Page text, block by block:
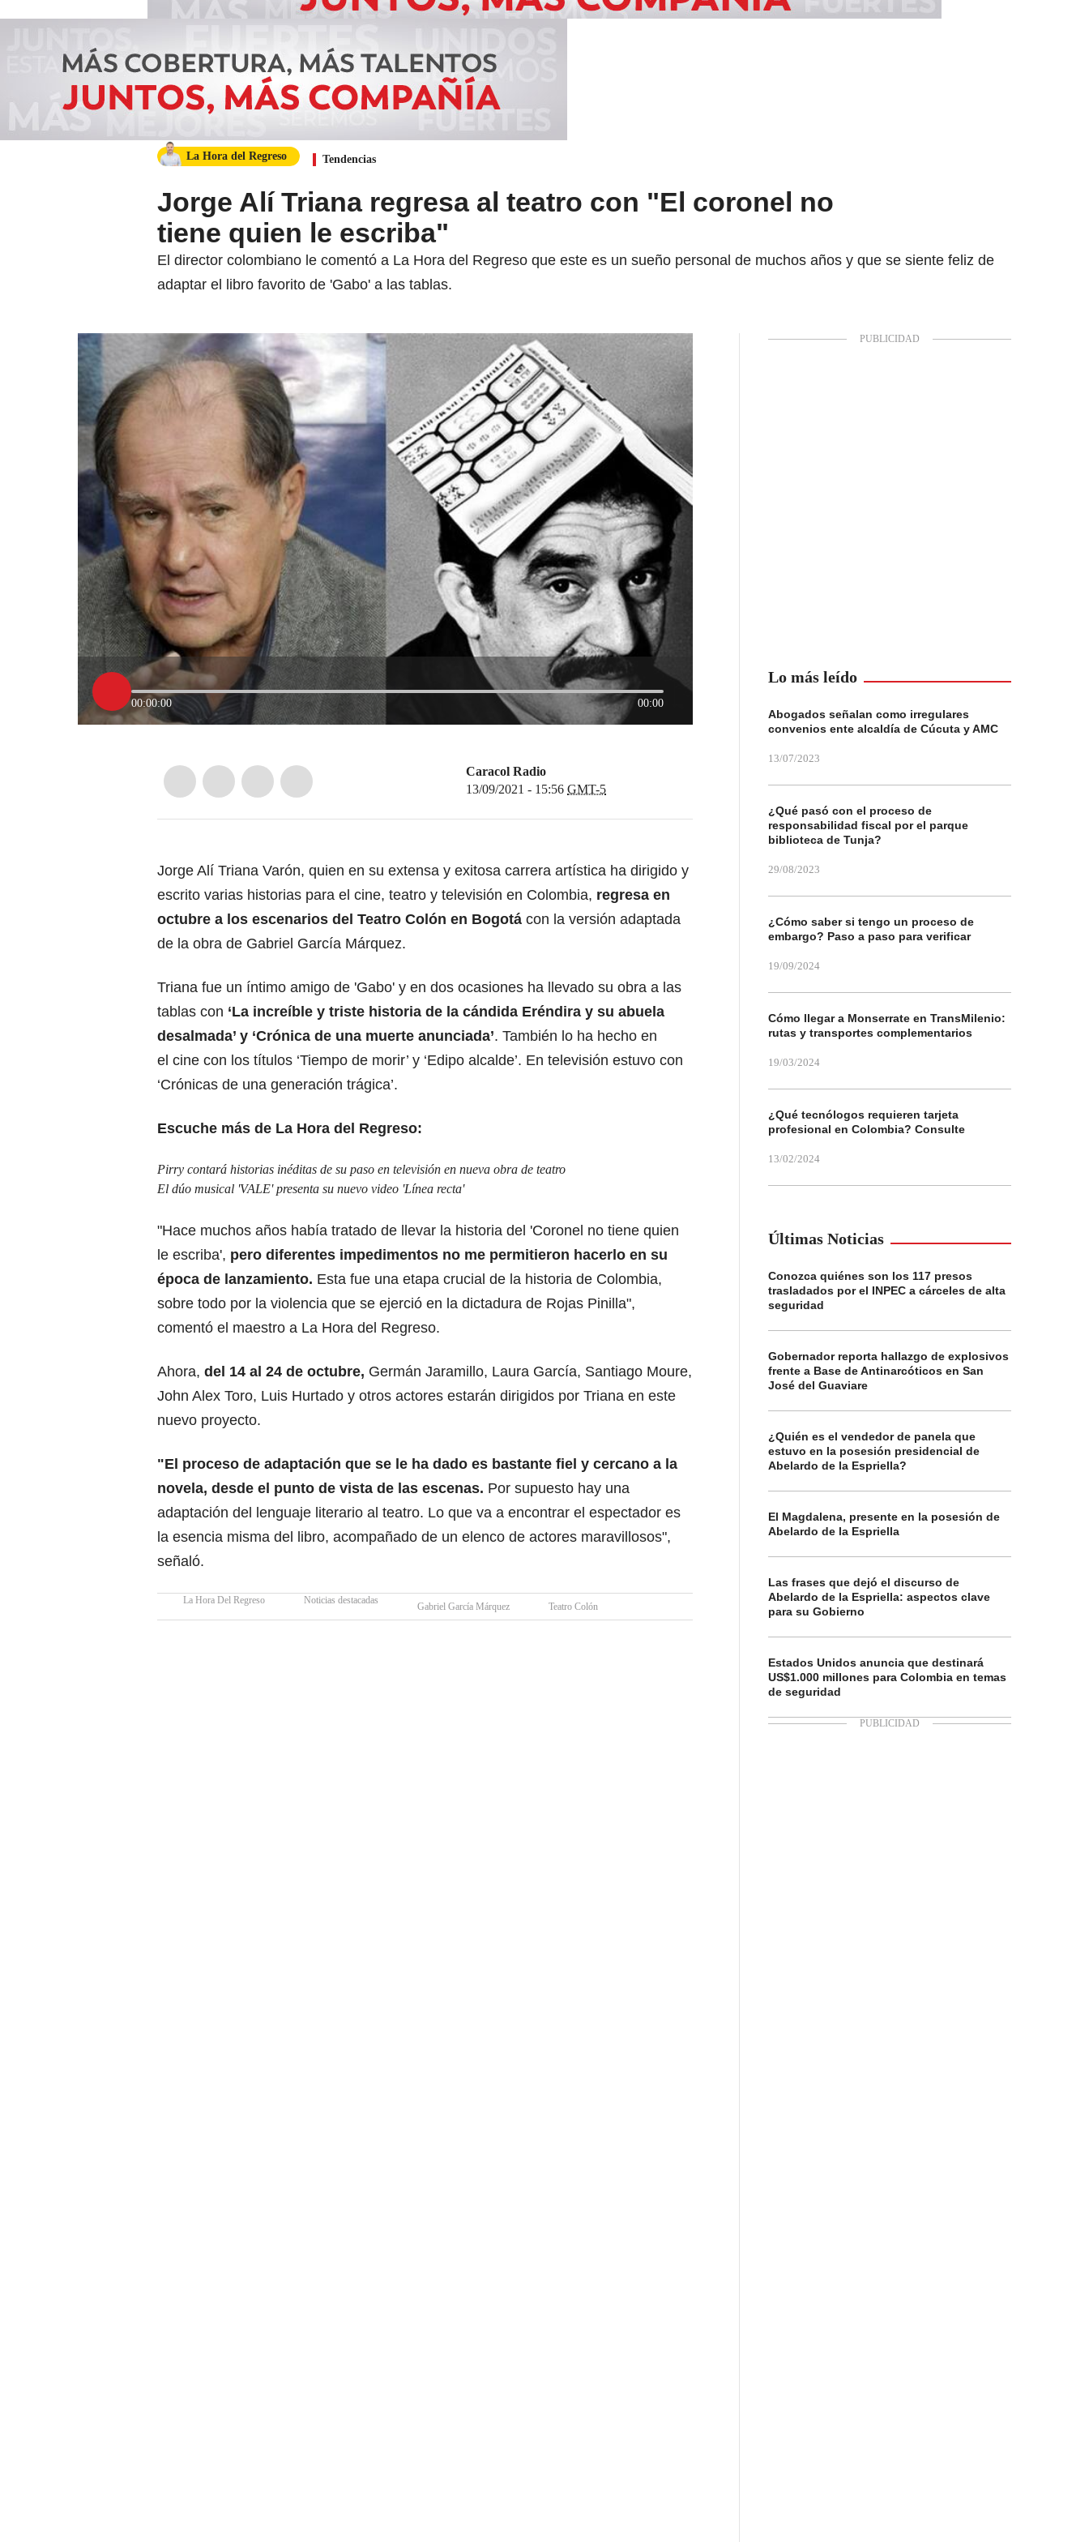
La Hora del Regreso Tendencias
Jorge Alí Triana regresa al teatro con "El coronel no
tiene quien le escriba"
El director colombiano le comentó a La Hora del Regreso que este es un sueño personal de muchos años y que se siente feliz de
adaptar el libro favorito de 'Gabo' a las tablas.
00:00:00 00:00
Caracol Radio
13/09/2021 - 15:56 GMT-5
Jorge Alí Triana Varón, quien en su extensa y exitosa carrera artística ha dirigido y
escrito varias historias para el cine, teatro y televisión en Colombia, regresa en
octubre a los escenarios del Teatro Colón en Bogotá con la versión adaptada
de la obra de Gabriel García Márquez.
Triana fue un íntimo amigo de 'Gabo' y en dos ocasiones ha llevado su obra a las
tablas con ‘La increíble y triste historia de la cándida Eréndira y su abuela
desalmada’ y ‘Crónica de una muerte anunciada’. También lo ha hecho en
el cine con los títulos ‘Tiempo de morir’ y ‘Edipo alcalde’. En televisión estuvo con
‘Crónicas de una generación trágica’.
Escuche más de La Hora del Regreso:
Pirry contará historias inéditas de su paso en televisión en nueva obra de teatro
El dúo musical 'VALE' presenta su nuevo video 'Línea recta'
"Hace muchos años había tratado de llevar la historia del 'Coronel no tiene quien
le escriba', pero diferentes impedimentos no me permitieron hacerlo en su
época de lanzamiento. Esta fue una etapa crucial de la historia de Colombia,
sobre todo por la violencia que se ejerció en la dictadura de Rojas Pinilla",
comentó el maestro a La Hora del Regreso.
Ahora, del 14 al 24 de octubre, Germán Jaramillo, Laura García, Santiago Moure,
John Alex Toro, Luis Hurtado y otros actores estarán dirigidos por Triana en este
nuevo proyecto.
"El proceso de adaptación que se le ha dado es bastante fiel y cercano a la
novela, desde el punto de vista de las escenas. Por supuesto hay una
adaptación del lenguaje literario al teatro. Lo que va a encontrar el espectador es
la esencia misma del libro, acompañado de un elenco de actores maravillosos",
señaló.
La Hora Del Regreso Noticias destacadas
Gabriel García Márquez Teatro Colón
Lo más leído
Abogados señalan como irregulares
convenios ente alcaldía de Cúcuta y AMC
13/07/2023
¿Qué pasó con el proceso de
responsabilidad fiscal por el parque
biblioteca de Tunja?
29/08/2023
¿Cómo saber si tengo un proceso de
embargo? Paso a paso para verificar
19/09/2024
Cómo llegar a Monserrate en TransMilenio:
rutas y transportes complementarios
19/03/2024
¿Qué tecnólogos requieren tarjeta
profesional en Colombia? Consulte
13/02/2024
Últimas Noticias
Conozca quiénes son los 117 presos
trasladados por el INPEC a cárceles de alta
seguridad
Gobernador reporta hallazgo de explosivos
frente a Base de Antinarcóticos en San
José del Guaviare
¿Quién es el vendedor de panela que
estuvo en la posesión presidencial de
Abelardo de la Espriella?
El Magdalena, presente en la posesión de
Abelardo de la Espriella
Las frases que dejó el discurso de
Abelardo de la Espriella: aspectos clave
para su Gobierno
Estados Unidos anuncia que destinará
US$1.000 millones para Colombia en temas
de seguridad